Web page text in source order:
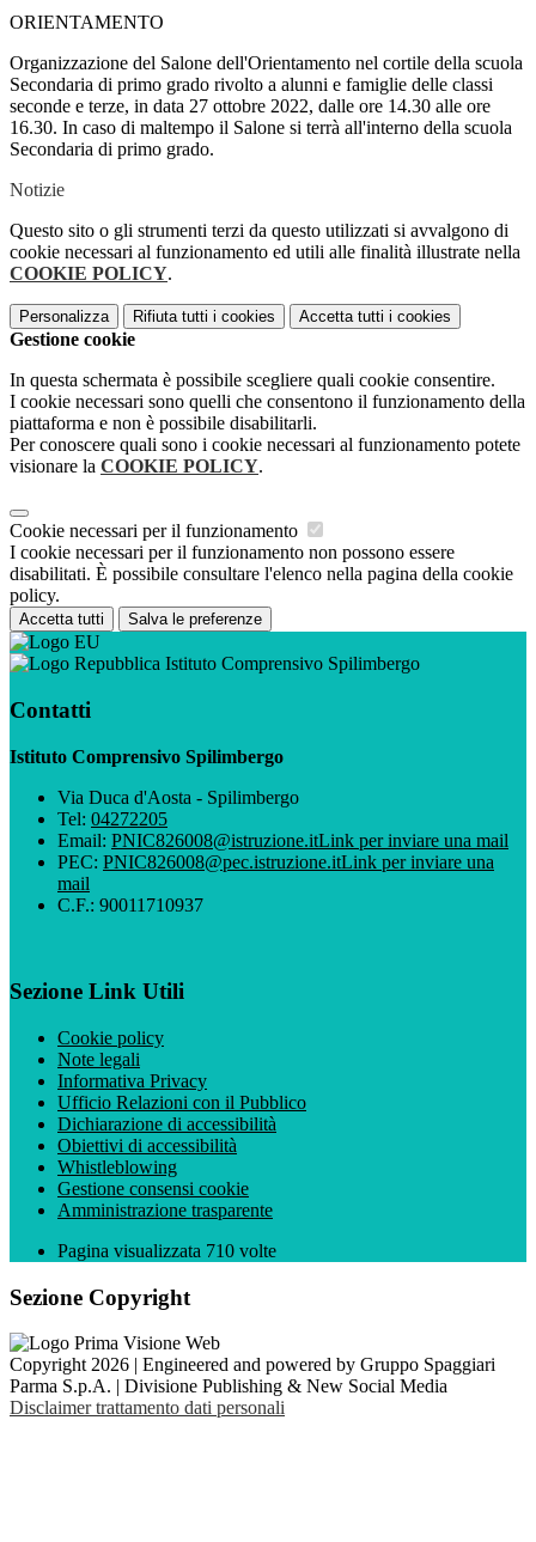
ORIENTAMENTO
Organizzazione del Salone dell'Orientamento nel cortile della scuola
Secondaria di primo grado rivolto a alunni e famiglie delle classi
seconde e terze, in data 27 ottobre 2022, dalle ore 14.30 alle ore
16.30. In caso di maltempo il Salone si terrà all'interno della scuola
Secondaria di primo grado.
Notizie
Questo sito o gli strumenti terzi da questo utilizzati si avvalgono di
cookie necessari al funzionamento ed utili alle finalità illustrate nella
COOKIE POLICY.
Personalizza Rifiuta tutti i cookies Accetta tutti i cookies
Gestione cookie
In questa schermata è possibile scegliere quali cookie consentire.
I cookie necessari sono quelli che consentono il funzionamento della
piattaforma e non è possibile disabilitarli.
Per conoscere quali sono i cookie necessari al funzionamento potete
visionare la COOKIE POLICY.
Cookie necessari per il funzionamento
I cookie necessari per il funzionamento non possono essere
disabilitati. È possibile consultare l'elenco nella pagina della cookie
policy.
Accetta tutti Salva le preferenze
Istituto Comprensivo Spilimbergo
Contatti
Istituto Comprensivo Spilimbergo
Via Duca d'Aosta - Spilimbergo
Tel: 04272205
Email: PNIC826008@istruzione.itLink per inviare una mail
PEC: PNIC826008@pec.istruzione.itLink per inviare una
mail
C.F.: 90011710937
Sezione Link Utili
Cookie policy
Note legali
Informativa Privacy
Ufficio Relazioni con il Pubblico
Dichiarazione di accessibilità
Obiettivi di accessibilità
Whistleblowing
Gestione consensi cookie
Amministrazione trasparente
Pagina visualizzata 710 volte
Sezione Copyright
Copyright 2026 | Engineered and powered by Gruppo Spaggiari
Parma S.p.A. | Divisione Publishing & New Social Media
Disclaimer trattamento dati personali